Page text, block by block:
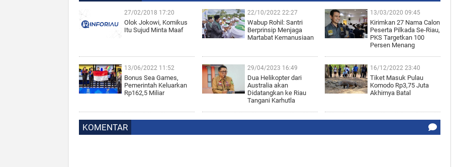
27/02/2018 17:20
Olok Jokowi, Komikus
Itu Sujud Minta Maaf
22/10/2022 22:27
Wabup Rohil: Santri
Berprinsip Menjaga
Martabat Kemanusiaan
13/03/2020 09:45
Kirimkan 27 Nama Calon
Peserta Pilkada Se-Riau,
PKS Targetkan 100
Persen Menang
13/06/2022 11:52
Bonus Sea Games,
Pemerintah Keluarkan
Rp162,5 Miliar
29/04/2023 16:49
Dua Helikopter dari
Australia akan
Didatangkan ke Riau
Tangani Karhutla
16/12/2022 23:40
Tiket Masuk Pulau
Komodo Rp3,75 Juta
Akhirnya Batal
KOMENTAR